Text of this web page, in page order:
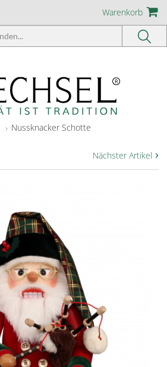
Warenkorb
Nussknacker Schotte
Nächster Artikel ›